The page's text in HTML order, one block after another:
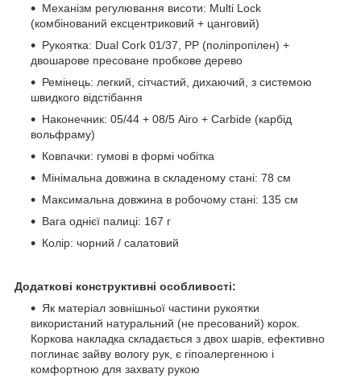
Механізм регулювання висоти: Multi Lock
(комбінований ексцентриковий + цанговий)
Рукоятка: Dual Cork 01/37, PP (поліпропілен) +
двошарове пресоване пробкове дерево
Ремінець: легкий, сітчастий, дихаючий, з системою
швидкого відстібання
Наконечник: 05/44 + 08/5 Airo + Carbide (карбід
вольфраму)
Ковпачки: гумові в формі чобітка
Мінімальна довжина в складеному стані: 78 см
Максимальна довжина в робочому стані: 135 см
Вага однієї палиці: 167 г
Колір: чорний / салатовий
Додаткові конструктивні особливості:
Як матеріал зовнішньої частини рукоятки
використаний натуральний (не пресований) корок.
Коркова накладка складається з двох шарів, ефективно
поглинає зайву вологу рук, є гіпоалергенною і
комфортною для захвату рукою